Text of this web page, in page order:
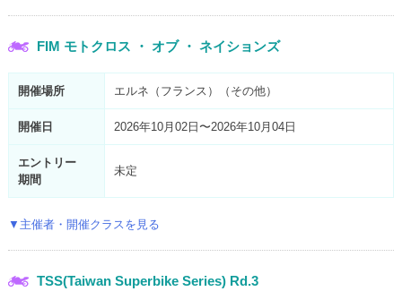
FIM モトクロス ・ オブ ・ ネイションズ
開催場所 エルネ（フランス）（その他）
開催日 2026年10月02日〜2026年10月04日
エントリー
期間
未定
▼主催者・開催クラスを見る
TSS(Taiwan Superbike Series) Rd.3